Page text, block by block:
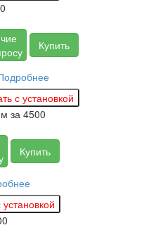
Купить
за 4500
Купить